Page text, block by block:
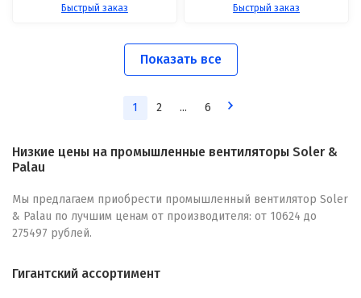
Быстрый заказ Быстрый заказ
Показать все
1 2 ... 6
Низкие цены на промышленные вентиляторы Soler &
Palau
Мы предлагаем приобрести промышленный вентилятор Soler
& Palau по лучшим ценам от производителя: от 10624 до
275497 рублей.
Гигантский ассортимент